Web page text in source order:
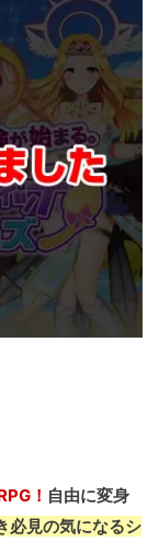
！ 自由に変身
必見の気になるシ